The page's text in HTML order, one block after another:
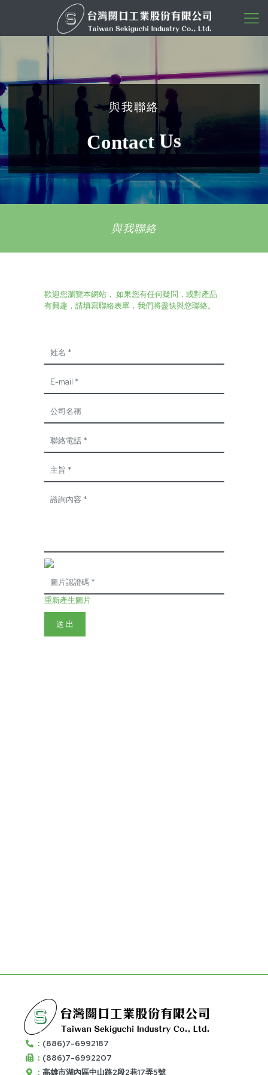
Contact Us
與我聯絡
與我聯絡
歡迎您瀏覽本網站， 如果您有任何疑問，或對產品
有興趣，請填寫聯絡表單，我們將盡快與您聯絡。
重新產生圖片
： (886)7-6992187
： (886)7-6992207
： 高雄市湖內區中山路2段2巷17弄5號